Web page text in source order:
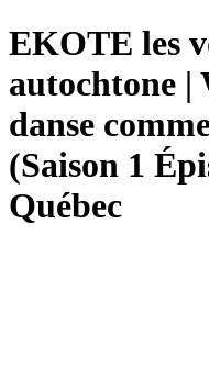
EKOTE les
autochtone
danse
(Saison 1
Québec